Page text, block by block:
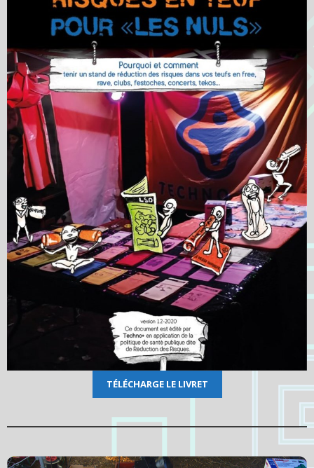
TÉLÉCHARGE LE LIVRET